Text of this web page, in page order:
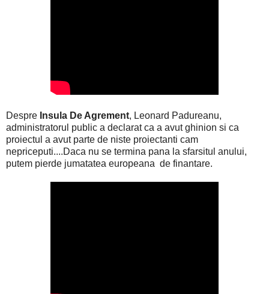
Despre Insula De Agrement, Leonard Padureanu,
administratorul public a declarat ca a avut ghinion si ca
proiectul a avut parte de niste proiectanti cam
nepriceputi....Daca nu se termina pana la sfarsitul anului,
putem pierde jumatatea europeana de finantare.